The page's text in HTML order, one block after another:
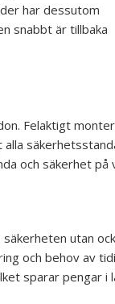
har dessutom
snabbt är tillbaka
Felaktigt
och säkerhet på
utan
och behov av
sparar pengar i